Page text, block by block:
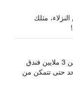
مثلك
يبحث HotelsCombined في أكثر من 3 ملايين فندق
حتى تتمكن من